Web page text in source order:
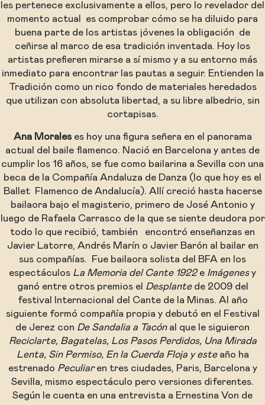
les pertenece exclusivamente a ellos, pero lo revelador del
momento actual es comprobar cómo se ha diluido para
buena parte de los artistas jóvenes la obligación de
ceñirse al marco de esa tradición inventada. Hoy los
artistas prefieren mirarse a sí mismo y a su entorno más
inmediato para encontrar las pautas a seguir. Entienden la
Tradición como un rico fondo de materiales heredados
que utilizan con absoluta libertad, a su libre albedrio, sin
cortapisas.
Ana Moraleses hoy una figura señera en el panorama
actual del baile flamenco. Nació en Barcelona y antes de
cumplir los 16 años, se fue como bailarina a Sevilla con una
beca de la Compañía Andaluza de Danza (lo que hoy es el
Ballet Flamenco de Andalucía). Allí creció hasta hacerse
bailaora bajo el magisterio, primero de José Antonio y
luego de Rafaela Carrasco de la que se siente deudora por
todo lo que recibió, también encontró enseñanzas en
Javier Latorre, Andrés Marín o Javier Barón al bailar en
sus compañías. Fue bailaora solista del BFA en los
espectáculos La Memoria del Cante 1922e Imágenesy
ganó entre otros premios el Desplante de 2009 del
festival Internacional del Cante de la Minas. Al año
siguiente formó compañía propia y debutó en el Festival
de Jerez con De Sandalia a Tacón al que le siguieron
Reciclarte, Bagatelas, Los Pasos Perdidos, Una Mirada
Lenta, Sin Permiso, En la Cuerda Floja y este año ha
estrenado Peculiaren tres ciudades, Paris, Barcelona y
Sevilla, mismo espectáculo pero versiones diferentes.
Según le cuenta en una entrevista a Ernestina Von de